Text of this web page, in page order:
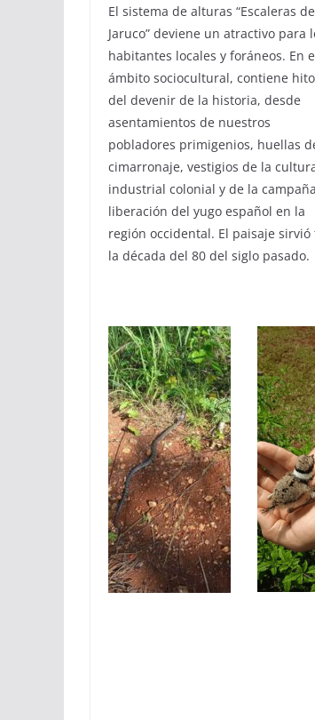
El sistema de alturas “Escaleras de
Jaruco” deviene un atractivo para
habitantes locales y foráneos. En
ámbito sociocultural, contiene
del devenir de la historia, desde
asentamientos de nuestros
pobladores primigenios, huellas
cimarronaje, vestigios de la
industrial colonial y de la
liberación del yugo español en la
región occidental. El paisaje
la década del 80 del siglo pasado.